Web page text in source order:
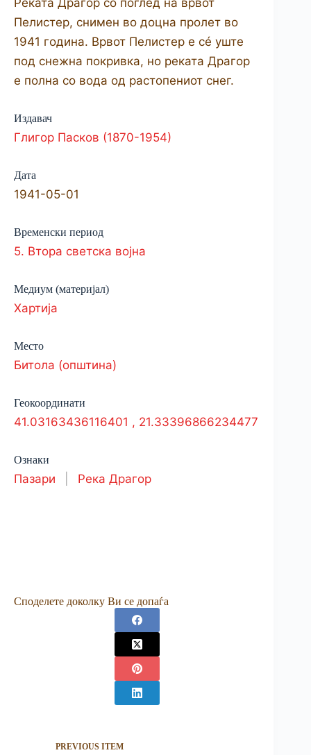
Реката Драгор со поглед на врвот
Пелистер, снимен во доцна пролет во
1941 година. Врвот Пелистер е сé уште
под снежна покривка, но реката Драгор
е полна со вода од растопениот снег.
Издавач
Глигор Пасков (1870-1954)
Дата
1941-05-01
Временски период
5. Втора светска војна
Медиум (материјал)
Хартија
Место
Битола (општина)
Геокоординати
41.03163436116401 , 21.33396866234477
Ознаки
Пазари Река Драгор
Споделете доколку Ви се допаѓа
PREVIOUS ITEM